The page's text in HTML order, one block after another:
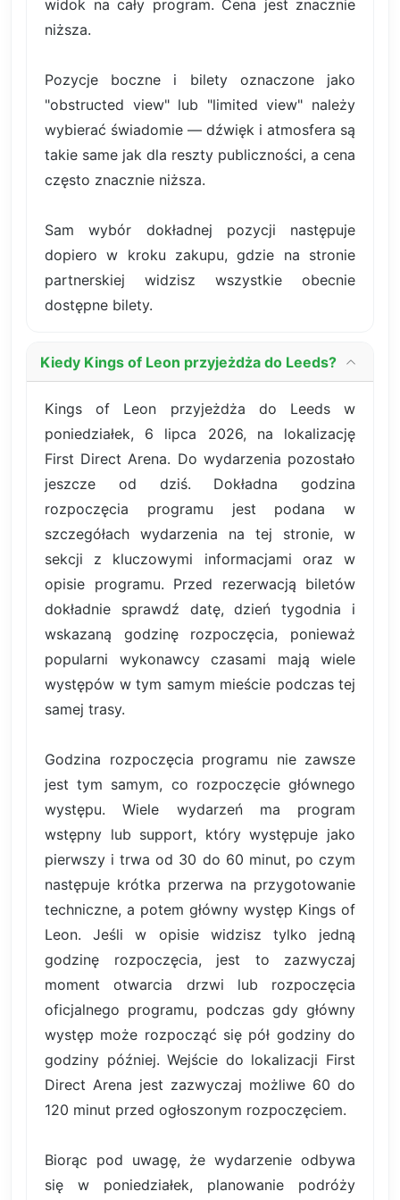
widok na cały program. Cena jest znacznie
niższa.
Pozycje boczne i bilety oznaczone jako
"obstructed view" lub "limited view" należy
wybierać świadomie — dźwięk i atmosfera są
takie same jak dla reszty publiczności, a cena
często znacznie niższa.
Sam wybór dokładnej pozycji następuje
dopiero w kroku zakupu, gdzie na stronie
partnerskiej widzisz wszystkie obecnie
dostępne bilety.
Kiedy Kings of Leon przyjeżdża do Leeds?
Kings of Leon przyjeżdża do Leeds w
poniedziałek, 6 lipca 2026, na lokalizację
First Direct Arena. Do wydarzenia pozostało
jeszcze od dziś. Dokładna godzina
rozpoczęcia programu jest podana w
szczegółach wydarzenia na tej stronie, w
sekcji z kluczowymi informacjami oraz w
opisie programu. Przed rezerwacją biletów
dokładnie sprawdź datę, dzień tygodnia i
wskazaną godzinę rozpoczęcia, ponieważ
popularni wykonawcy czasami mają wiele
występów w tym samym mieście podczas tej
samej trasy.
Godzina rozpoczęcia programu nie zawsze
jest tym samym, co rozpoczęcie głównego
występu. Wiele wydarzeń ma program
wstępny lub support, który występuje jako
pierwszy i trwa od 30 do 60 minut, po czym
następuje krótka przerwa na przygotowanie
techniczne, a potem główny występ Kings of
Leon. Jeśli w opisie widzisz tylko jedną
godzinę rozpoczęcia, jest to zazwyczaj
moment otwarcia drzwi lub rozpoczęcia
oficjalnego programu, podczas gdy główny
występ może rozpocząć się pół godziny do
godziny później. Wejście do lokalizacji First
Direct Arena jest zazwyczaj możliwe 60 do
120 minut przed ogłoszonym rozpoczęciem.
Biorąc pod uwagę, że wydarzenie odbywa
się w poniedziałek, planowanie podróży